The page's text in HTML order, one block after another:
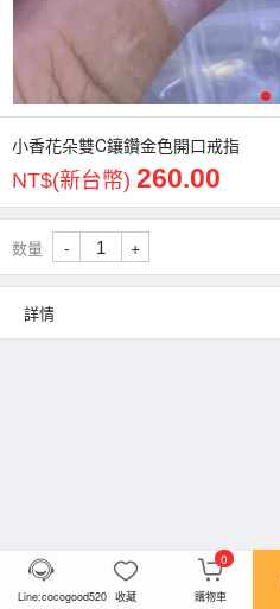
1
小香花朵雙C鑲鑽金色開口戒指
NT$(新台幣) 260.00
数量 - +
詳情
Line:cocogood520 收藏
0
購物車